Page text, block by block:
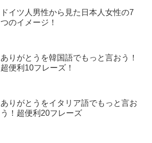
ドイツ人男性から見た日本人女性の7
つのイメージ！
ありがとうを韓国語でもっと言おう！
超便利10フレーズ！
ありがとうをイタリア語でもっと言お
う！超便利20フレーズ